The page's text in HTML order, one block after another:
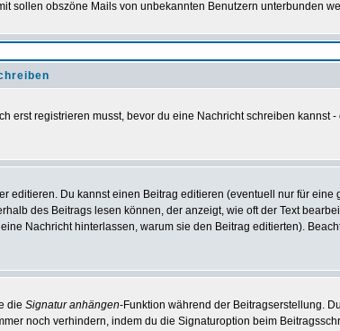
sollen obszöne Mails von unbekannten Benutzern unterbunden
registrieren musst, bevor du eine Nachricht schreiben kannst
Du kannst einen Beitrag editieren (eventuell nur für eine
des Beitrags lesen können, der anzeigt, wie oft der Text
Nachricht hinterlassen, warum sie den Beitrag editierten).
die Signatur anhängen-Funktion während der Beitragserstellung.
noch verhindern, indem du die Signaturoption beim